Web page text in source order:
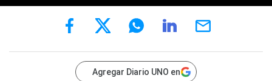
Agregar Diario UNO en